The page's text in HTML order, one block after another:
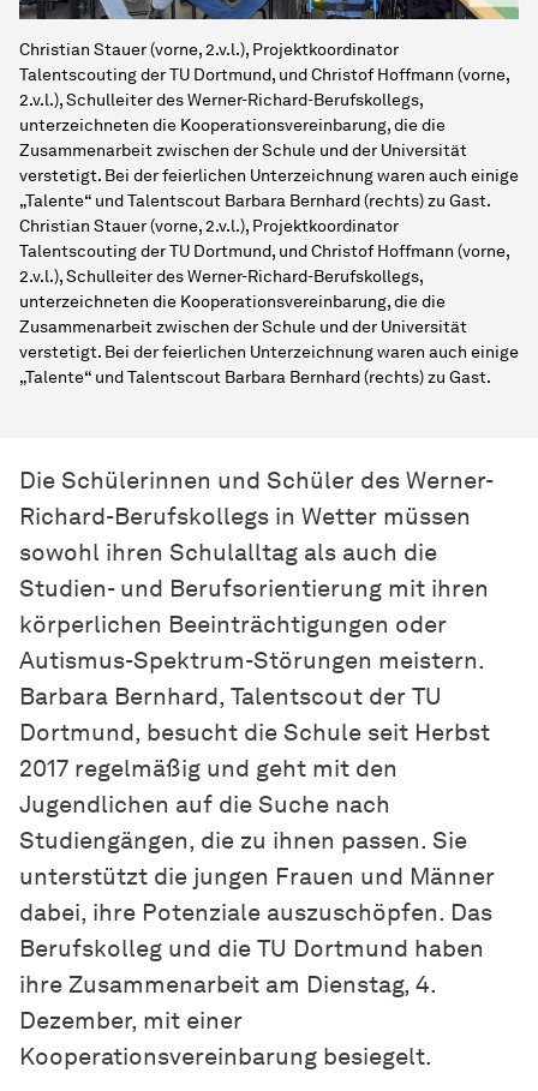
Christian Stauer (vorne, 2.v.l.), Projektkoordinator
Talentscouting der TU Dortmund, und Christof Hoffmann (vorne,
2.v.l.), Schulleiter des Werner-Richard-Berufskollegs,
unterzeichneten die Kooperationsvereinbarung, die die
Zusammenarbeit zwischen der Schule und der Universität
verstetigt. Bei der feierlichen Unterzeichnung waren auch einige
„Talente“ und Talentscout Barbara Bernhard (rechts) zu Gast.
Christian Stauer (vorne, 2.v.l.), Projektkoordinator
Talentscouting der TU Dortmund, und Christof Hoffmann (vorne,
2.v.l.), Schulleiter des Werner-Richard-Berufskollegs,
unterzeichneten die Kooperationsvereinbarung, die die
Zusammenarbeit zwischen der Schule und der Universität
verstetigt. Bei der feierlichen Unterzeichnung waren auch einige
„Talente“ und Talentscout Barbara Bernhard (rechts) zu Gast.
Die Schülerinnen und Schüler des Werner-
Richard-Berufskollegs in Wetter müssen
sowohl ihren Schulalltag als auch die
Studien- und Berufsorientierung mit ihren
körperlichen Beeinträchtigungen oder
Autismus-Spektrum-Störungen meistern.
Barbara Bernhard, Talentscout der TU
Dortmund, besucht die Schule seit Herbst
2017 regelmäßig und geht mit den
Jugendlichen auf die Suche nach
Studiengängen, die zu ihnen passen. Sie
unterstützt die jungen Frauen und Männer
dabei, ihre Potenziale auszuschöpfen. Das
Berufskolleg und die TU Dortmund haben
ihre Zusammenarbeit am Dienstag, 4.
Dezember, mit einer
Kooperationsvereinbarung besiegelt.